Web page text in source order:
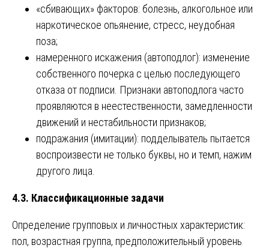
«сбивающих» факторов: болезнь, алкогольное или
наркотическое опьянение, стресс, неудобная
поза;
намеренного искажения (автоподлог): изменение
собственного почерка с целью последующего
отказа от подписи. Признаки автоподлога часто
проявляются в неестественности, замедленности
движений и нестабильности признаков;
подражания (имитации): подделыватель пытается
воспроизвести не только буквы, но и темп, нажим
другого лица.
4.3. Классификационные задачи
Определение групповых и личностных характеристик:
пол, возрастная группа, предположительный уровень